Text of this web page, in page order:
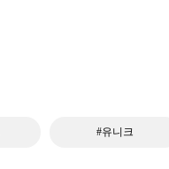
#유니크